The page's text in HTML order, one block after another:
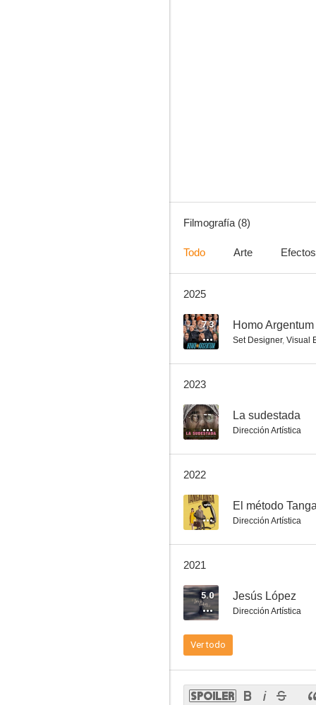
Filmografía (8)
Todo Arte
2025
7.3 Homo Argentum
Set Designer, Visual
2023
-- La sudestada
Dirección Artística
2022
-- El método
Dirección Artística
2021
5.0 Jesús López
Dirección Artística
Ver todo